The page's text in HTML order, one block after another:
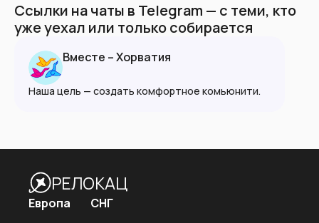
Ссылки на чаты в Telegram — с теми, кто
уже уехал или только собирается
Вместе – Хорватия
Наша цель — создать комфортное комьюнити.
РЕЛОКАЦ
Европа СНГ